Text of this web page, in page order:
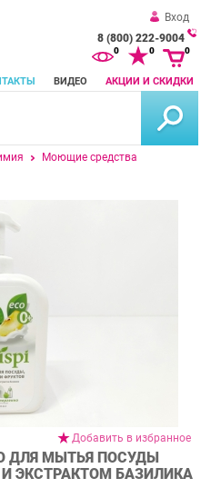
Вход
8 (800) 222-9004
ВИДЕО АКЦИИ И СКИДКИ
0 0 0
Моющие средства
Добавить в избранное
ДЛЯ МЫТЬЯ ПОСУДЫ
ЭКСТРАКТОМ БАЗИЛИКА